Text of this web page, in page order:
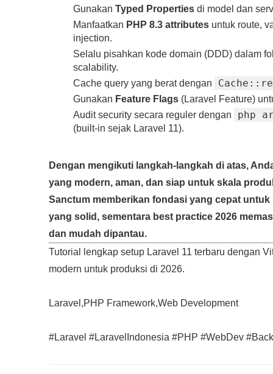
Gunakan Typed Propertiesdi model dan
Manfaatkan PHP 8.3 attributesuntuk route,
injection.
Selalu pisahkan kode domain (DDD) dalam
scalability.
Cache query yang berat dengan
Gunakan Feature Flags(Laravel Feature)
Audit security secara reguler dengan
php
(built‑in sejak Laravel 11).
Dengan mengikuti langkah‑langkah di atas,
yang modern, aman, dan siap untuk skala
Sanctum memberikan fondasi yang cepat
yang solid, sementara best practice 2026
dan mudah dipantau.
Tutorial lengkap setup Laravel 11 terbaru dengan
modern untuk produksi di 2026.
Laravel,PHP Framework,Web Development
#Laravel #LaravelIndonesia #PHP #WebDev